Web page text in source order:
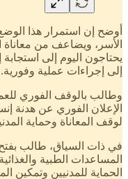
أوضح إن استمرار هذا
الأسر، ويضاعف من معاناة
يحتاجون اليوم إلى استجابة
إلى إجراءات عملية وفورية.
وطالب بالوقف الفوري
الإعلان الفوري عن هدنة
لوقف المعاناة وحماية
في ذات السياق، طالب
المساعدات الطبية
الحماية للمدنيين وتمكين